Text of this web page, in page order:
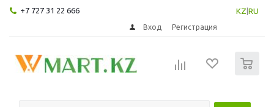
+7 727 31 22 666 KZ RU
Вход Регистрация